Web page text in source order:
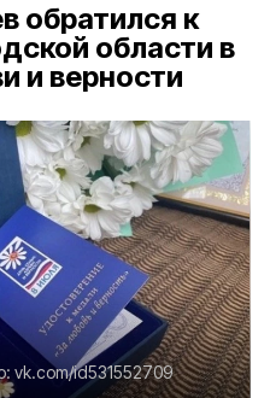
обратился к
области в
и верности
vk.com/id531552709